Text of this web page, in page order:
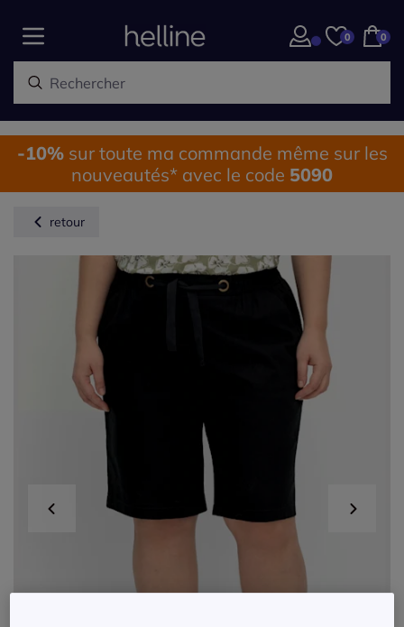
0 0
-10%sur toute ma commande même sur les
nouveautés* avec le code 5090
retour